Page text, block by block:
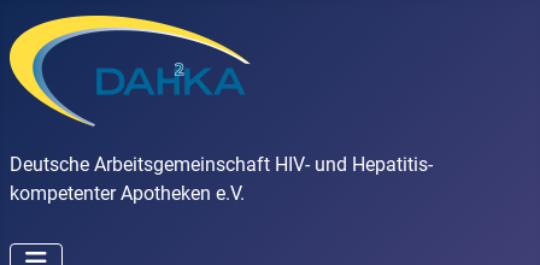
Deutsche Arbeitsgemeinschaft HIV- und Hepatitis-
kompetenter Apotheken e.V.